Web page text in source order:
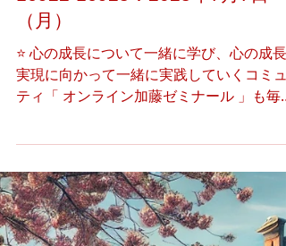
【フローニンゲンからの便り】
⭐️ 心の成長について一緒に学び、心の成長
実現に向かって一緒に実践していくコミュ
ティ「 オンライン加藤ゼミナール 」も毎週
土曜日に開講しております。 タイトル一覧